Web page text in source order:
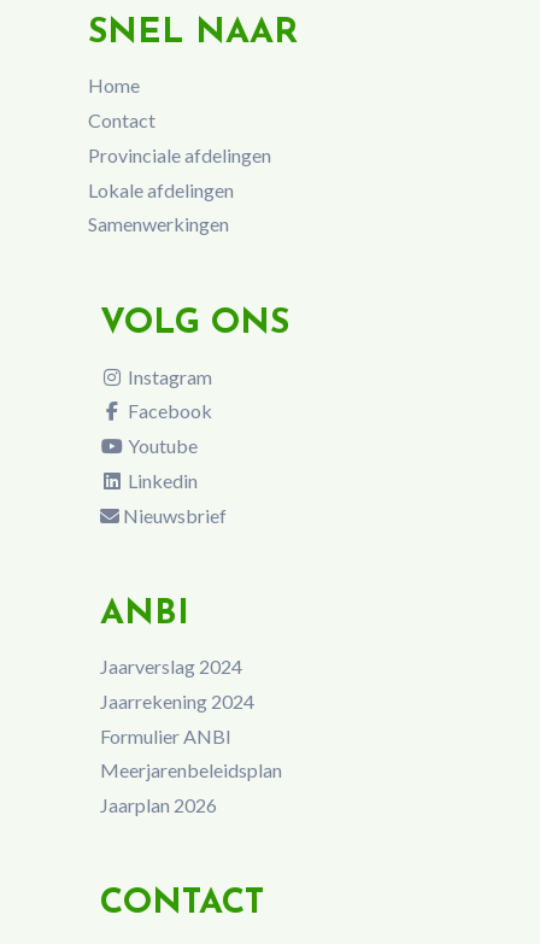
SNEL NAAR
Home
Contact
Provinciale afdelingen
Lokale afdelingen
Samenwerkingen
VOLG ONS
Instagram
Facebook
Youtube
Linkedin
Nieuwsbrief
ANBI
Jaarverslag 2024
Jaarrekening 2024
Formulier ANBI
Meerjarenbeleidsplan
Jaarplan 2026
CONTACT